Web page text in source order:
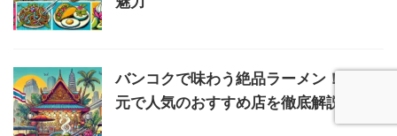
バンコクで味わう絶品ラーメン！地
元で人気のおすすめ店を徹底解説